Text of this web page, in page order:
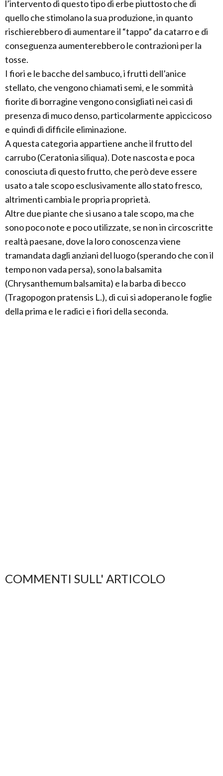
l’intervento di questo tipo di erbe piuttosto che di
quello che stimolano la sua produzione, in quanto
rischierebbero di aumentare il “tappo” da catarro e di
conseguenza aumenterebbero le contrazioni per la
tosse.
I fiori e le bacche del sambuco, i frutti dell’anice
stellato, che vengono chiamati semi, e le sommità
fiorite di borragine vengono consigliati nei casi di
presenza di muco denso, particolarmente appiccicoso
e quindi di difficile eliminazione.
A questa categoria appartiene anche il frutto del
carrubo (Ceratonia siliqua). Dote nascosta e poca
conosciuta di questo frutto, che però deve essere
usato a tale scopo esclusivamente allo stato fresco,
altrimenti cambia le propria proprietà.
Altre due piante che si usano a tale scopo, ma che
sono poco note e poco utilizzate, se non in circoscritte
realtà paesane, dove la loro conoscenza viene
tramandata dagli anziani del luogo (sperando che con il
tempo non vada persa), sono la balsamita
(Chrysanthemum balsamita) e la barba di becco
(Tragopogon pratensis L.), di cui si adoperano le foglie
della prima e le radici e i fiori della seconda.
COMMENTI SULL' ARTICOLO